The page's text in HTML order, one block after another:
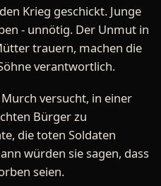
Krieg geschickt. Junge
- unnötig. Der Unmut in
trauern, machen die
verantwortlich.
versucht, in einer
Bürger zu
die toten Soldaten
würden sie sagen, dass
seien.